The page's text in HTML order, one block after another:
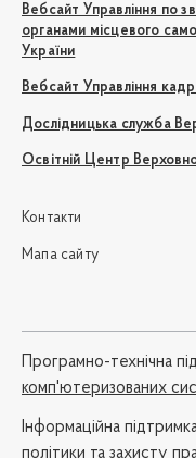
Вебсайт Управління по
органами місцевого
України
Вебсайт Управління
Дослідницька служба
Освітній Центр
Контакти
Мапа сайту
Програмно-технічна
комп'ютеризованих
Iнформаційна
політики та захисту